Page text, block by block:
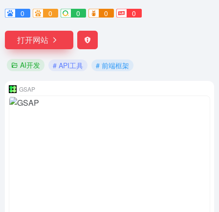
0
0 0 0 0
打开网站
AI开发 # API工具 # 前端框架
GSAP